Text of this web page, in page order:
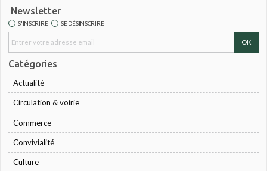
Newsletter
S'INSCRIRE SE DÉSINSCRIRE
Catégories
Actualité
Circulation & voirie
Commerce
Convivialité
Culture